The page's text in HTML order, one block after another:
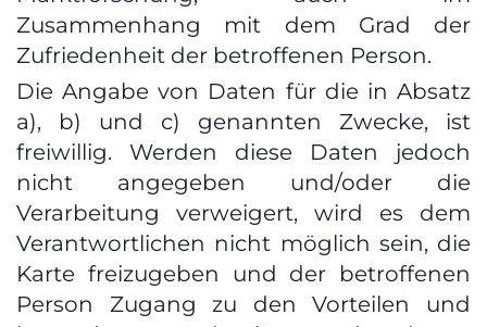
Zusammenhang mit dem Grad der
Zufriedenheit der betroffenen Person.
Die Angabe von Daten für die in Absatz
a), b) und c) genannten Zwecke, ist
freiwillig. Werden diese Daten jedoch
nicht angegeben und/oder die
Verarbeitung verweigert, wird es dem
Verantwortlichen nicht möglich sein, die
Karte freizugeben und der betroffenen
Person Zugang zu den Vorteilen und